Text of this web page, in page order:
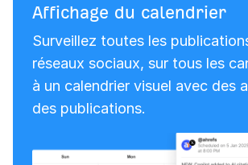
Affichage du calendrier
Surveillez toutes les
réseaux sociaux, sur tous les
à un calendrier visuel avec des
des publications.